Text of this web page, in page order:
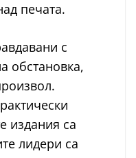
печата.
с
обстановка,
издания са
лидери са